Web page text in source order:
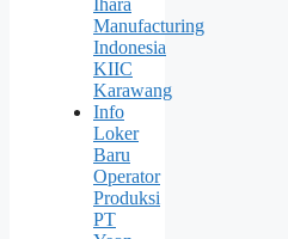
Manufacturing
Indonesia
KIIC
Karawang
Info
Loker
Baru
Operator
Produksi
PT